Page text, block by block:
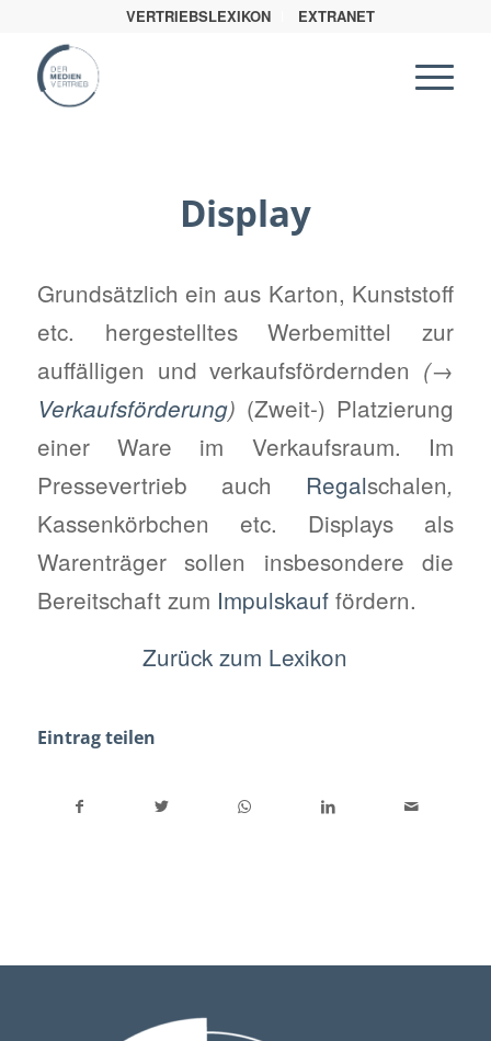
VERTRIEBSLEXIKON EXTRANET
Display
Grundsätzlich ein aus Karton, Kunststoff
etc. hergestelltes Werbemittel zur
auffälligen und verkaufsfördernden (→
Verkaufsförderung) (Zweit-) Platzierung
einer Ware im Verkaufsraum. Im
Pressevertrieb auch Regalschalen,
Kassenkörbchen etc. Displays als
Warenträger sollen insbesondere die
Bereitschaft zum Impulskauffördern.
Zurück zum Lexikon
Eintrag teilen